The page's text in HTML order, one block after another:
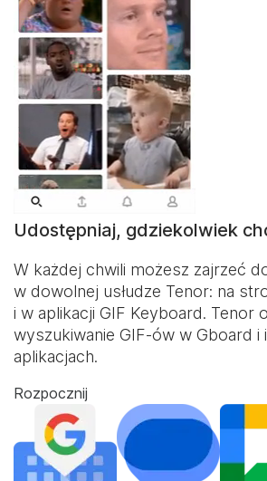
Udostępniaj, gdziekolwiek
W każdej chwili możesz zajrzeć
w dowolnej usłudze Tenor: na
i w aplikacji GIF Keyboard. Tenor
wyszukiwanie GIF-ów w Gboard i
aplikacjach.
Rozpocznij